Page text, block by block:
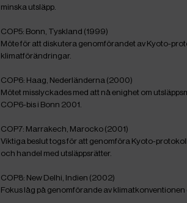
minska utsläpp.
COP5: Bonn, Tyskland (1999)
Möte för att diskutera genomförandet av Kyoto-
klimatförändringar.
COP6: Haag, Nederländerna (2000)
Mötet misslyckades med att nå enighet om
COP6-bis i Bonn 2001.
COP7: Marrakech, Marocko (2001)
Viktiga beslut togs för att genomföra Kyoto-
och handel med utsläppsrätter.
COP8: New Delhi, Indien (2002)
Fokus låg på genomförande av